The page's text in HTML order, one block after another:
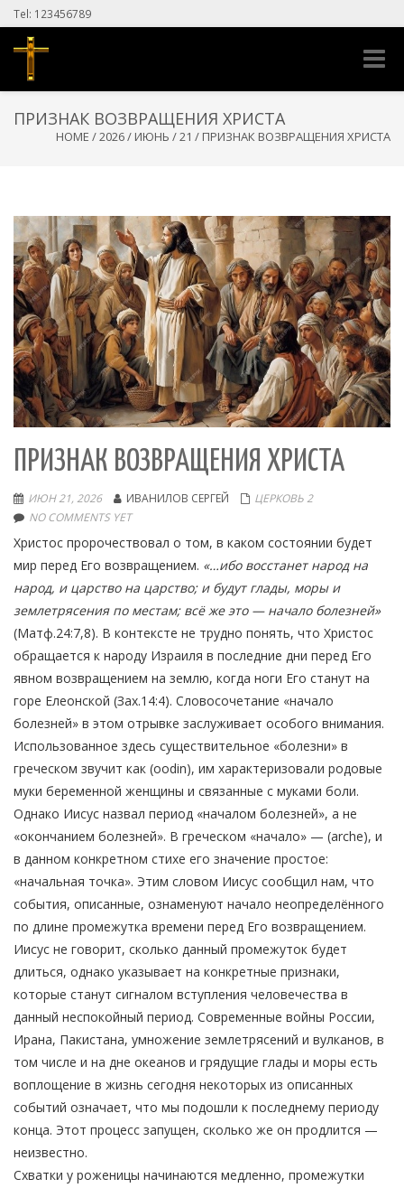
Tel: 123456789
Toggle
ПРИЗНАК ВОЗВРАЩЕНИЯ ХРИСТА
HOME /2026/ ИЮНЬ /21 / ПРИЗНАК ВОЗВРАЩЕНИЯ ХРИСТА
ПРИЗНАК ВОЗВРАЩЕНИЯ ХРИСТА
ИЮН 21, 2026 ИВАНИЛОВ СЕРГЕЙ
ЦЕРКОВЬ 2
NO COMMENTS YET
Христос пророчествовал о том, в каком состоянии будет
мир перед Его возвращением. «…ибо восстанет народ на
народ, и царство на царство; и будут глады, моры и
землетрясения по местам; всё же это — начало болезней»
(Матф.24:7,8). В контексте не трудно понять, что Христос
обращается к народу Израиля в последние дни перед Его
явном возвращением на землю, когда ноги Его станут на
горе Елеонской (Зах.14:4). Словосочетание «начало
болезней» в этом отрывке заслуживает особого внимания.
Использованное здесь существительное «болезни» в
греческом звучит как (oodin), им характеризовали родовые
муки беременной женщины и связанные с муками боли.
Однако Иисус назвал период «началом болезней», а не
«окончанием болезней». В греческом «начало» — (arche), и
в данном конкретном стихе его значение простое:
«начальная точка». Этим словом Иисус сообщил нам, что
события, описанные, ознаменуют начало неопределённого
по длине промежутка времени перед Его возвращением.
Иисус не говорит, сколько данный промежуток будет
длиться, однако указывает на конкретные признаки,
которые станут сигналом вступления человечества в
данный неспокойный период. Современные войны России,
Ирана, Пакистана, умножение землетрясений и вулканов, в
том числе и на дне океанов и грядущие глады и моры есть
воплощение в жизнь сегодня некоторых из описанных
событий означает, что мы подошли к последнему периоду
конца. Этот процесс запущен, сколько же он продлится —
неизвестно.
Схватки у роженицы начинаются медленно, промежутки